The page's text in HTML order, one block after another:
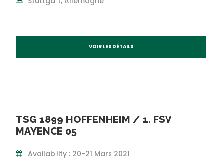
VOIR LES DÉTAILS
TSG 1899 HOFFENHEIM / 1. FSV
MAYENCE 05
Availability : 20-21 Mars 2021